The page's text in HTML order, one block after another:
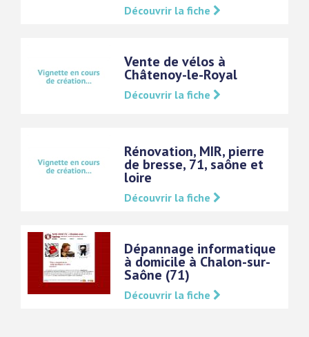
Découvrir la fiche
Vente de vélos à
Châtenoy-le-Royal
Découvrir la fiche
Rénovation, MIR, pierre
de bresse, 71, saône et
loire
Découvrir la fiche
Dépannage informatique
à domicile à Chalon-sur-
Saône (71)
Découvrir la fiche